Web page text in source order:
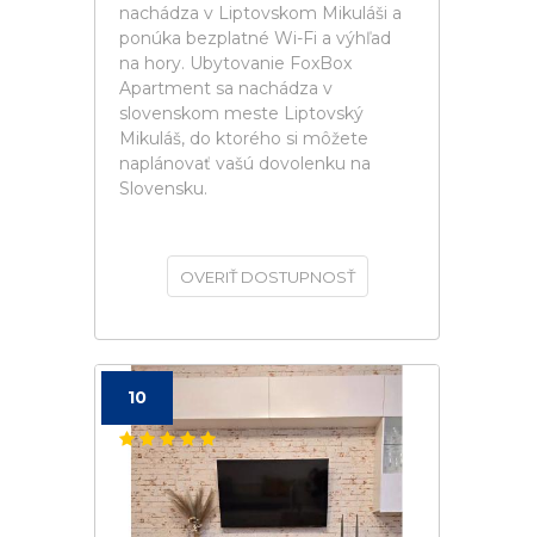
nachádza v Liptovskom Mikuláši a
ponúka bezplatné Wi-Fi a výhľad
na hory. Ubytovanie FoxBox
Apartment sa nachádza v
slovenskom meste Liptovský
Mikuláš, do ktorého si môžete
naplánovať vašú dovolenku na
Slovensku.
OVERIŤ DOSTUPNOSŤ
10